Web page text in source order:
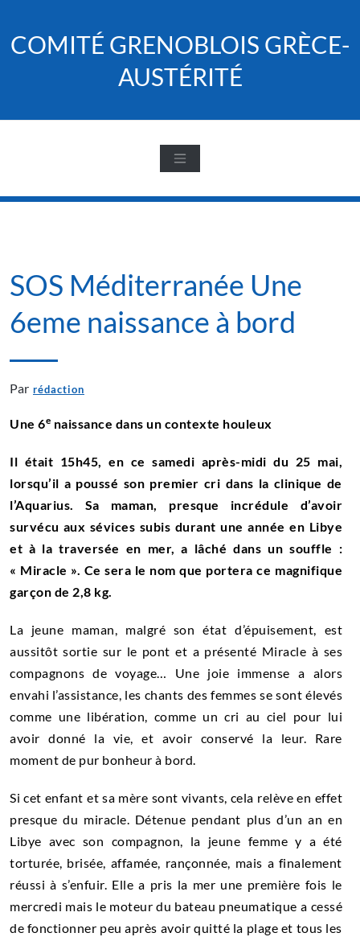
content
COMITÉ GRENOBLOIS GRÈCE-
AUSTÉRITÉ
SOS Méditerranée Une
6eme naissance à bord
Par rédaction
Une 6e naissance dans un contexte houleux
Il était 15h45, en ce samedi après-midi du 25 mai,
lorsqu’il a poussé son premier cri dans la clinique de
l’Aquarius. Sa maman, presque incrédule d’avoir
survécu aux sévices subis durant une année en Libye
et à la traversée en mer, a lâché dans un souffle :
« Miracle ». Ce sera le nom que portera ce magnifique
garçon de 2,8 kg.
La jeune maman, malgré son état d’épuisement, est
aussitôt sortie sur le pont et a présenté Miracle à ses
compagnons de voyage… Une joie immense a alors
envahi l’assistance, les chants des femmes se sont élevés
comme une libération, comme un cri au ciel pour lui
avoir donné la vie, et avoir conservé la leur. Rare
moment de pur bonheur à bord.
Si cet enfant et sa mère sont vivants, cela relève en effet
presque du miracle. Détenue pendant plus d’un an en
Libye avec son compagnon, la jeune femme y a été
torturée, brisée, affamée, rançonnée, mais a finalement
réussi à s’enfuir. Elle a pris la mer une première fois le
mercredi mais le moteur du bateau pneumatique a cessé
de fonctionner peu après avoir quitté la plage et tous les